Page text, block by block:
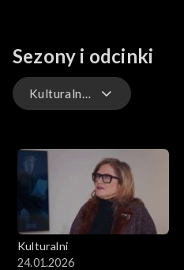
projektach.
Sezony i odcinki
Kulturalni PL
Kulturalni PL
Kulturalni
24.01.2026